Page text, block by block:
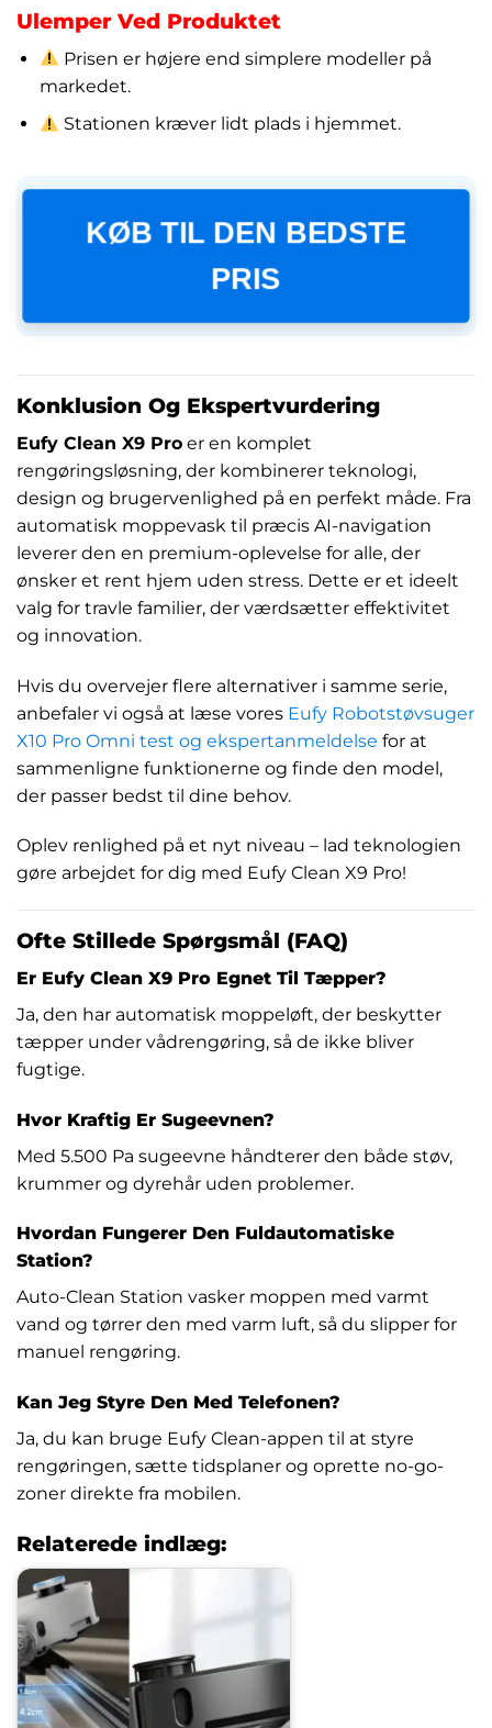
Ulemper Ved Produktet
Prisen er højere end simplere modeller på
markedet.
Stationen kræver lidt plads i hjemmet.
KØB TIL DEN BEDSTE
PRIS
Konklusion Og Ekspertvurdering
Eufy Clean X9 Pro er en komplet
rengøringsløsning, der kombinerer teknologi,
design og brugervenlighed på en perfekt måde. Fra
automatisk moppevask til præcis AI-navigation
leverer den en premium-oplevelse for alle, der
ønsker et rent hjem uden stress. Dette er et ideelt
valg for travle familier, der værdsætter effektivitet
og innovation.
Hvis du overvejer flere alternativer i samme serie,
anbefaler vi også at læse vores Eufy Robotstøvsuger
X10 Pro Omni test og ekspertanmeldelse for at
sammenligne funktionerne og finde den model,
der passer bedst til dine behov.
Oplev renlighed på et nyt niveau – lad teknologien
gøre arbejdet for dig med Eufy Clean X9 Pro!
Ofte Stillede Spørgsmål (FAQ)
Er Eufy Clean X9 Pro Egnet Til Tæpper?
Ja, den har automatisk moppeløft, der beskytter
tæpper under vådrengøring, så de ikke bliver
fugtige.
Hvor Kraftig Er Sugeevnen?
Med 5.500 Pa sugeevne håndterer den både støv,
krummer og dyrehår uden problemer.
Hvordan Fungerer Den Fuldautomatiske
Station?
Auto-Clean Station vasker moppen med varmt
vand og tørrer den med varm luft, så du slipper for
manuel rengøring.
Kan Jeg Styre Den Med Telefonen?
Ja, du kan bruge Eufy Clean-appen til at styre
rengøringen, sætte tidsplaner og oprette no-go-
zoner direkte fra mobilen.
Relaterede indlæg: